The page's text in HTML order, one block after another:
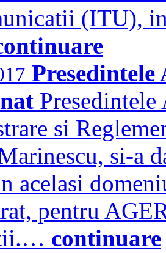
(ITU),
si
si-a
acelasi
pentru
continuare